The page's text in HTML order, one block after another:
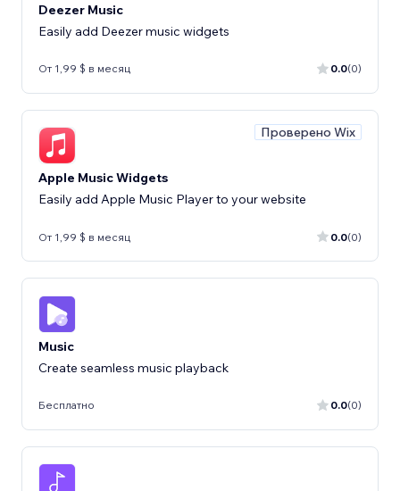
Deezer Music
Easily add Deezer music widgets
От 1,99 $ в месяц 0.0(0)
Проверено Wix
Apple Music Widgets
Easily add Apple Music Player to your website
От 1,99 $ в месяц 0.0(0)
Music
Create seamless music playback
Бесплатно 0.0(0)